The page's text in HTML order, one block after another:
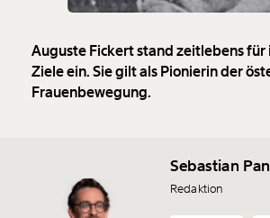
Auguste Fickert stand zeitlebens
Ziele ein. Sie gilt als Pionierin der
Frauenbewegung.
Sebastian
Redaktion